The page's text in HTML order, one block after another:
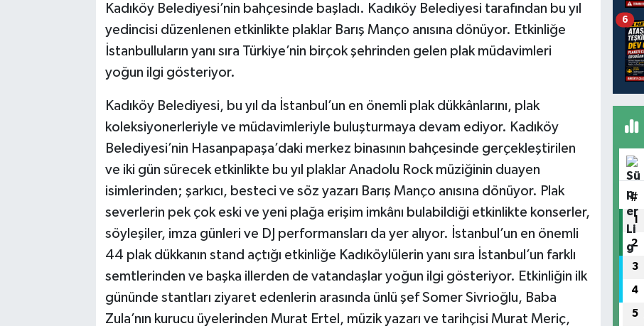
Kadıköy Belediyesi’nin bahçesinde başladı. Kadıköy Belediyesi tarafından bu yıl
yedincisi düzenlenen etkinlikte plaklar Barış Manço anısına dönüyor. Etkinliğe
İstanbulluların yanı sıra Türkiye’nin birçok şehrinden gelen plak müdavimleri
yoğun ilgi gösteriyor.
Kadıköy Belediyesi, bu yıl da İstanbul’un en önemli plak dükkânlarını, plak
koleksiyonerleriyle ve müdavimleriyle buluşturmaya devam ediyor. Kadıköy
Belediyesi’nin Hasanpapaşa’daki merkez binasının bahçesinde gerçekleştirilen
ve iki gün sürecek etkinlikte bu yıl plaklar Anadolu Rock müziğinin duayen
isimlerinden; şarkıcı, besteci ve söz yazarı Barış Manço anısına dönüyor. Plak
severlerin pek çok eski ve yeni plağa erişim imkânı bulabildiği etkinlikte konserler,
söyleşiler, imza günleri ve DJ performansları da yer alıyor. İstanbul’un en önemli
44 plak dükkanın stand açtığı etkinliğe Kadıköylülerin yanı sıra İstanbul’un farklı
semtlerinden ve başka illerden de vatandaşlar yoğun ilgi gösteriyor. Etkinliğin ilk
gününde stantları ziyaret edenlerin arasında ünlü şef Somer Sivrioğlu, Baba
Zula’nın kurucu üyelerinden Murat Ertel, müzik yazarı ve tarihçisi Murat Meriç,
6
#
1
2
3
4
5